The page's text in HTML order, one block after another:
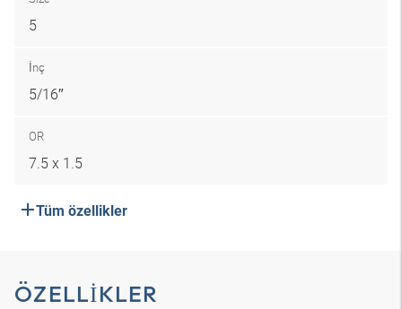
5
İnç
5/16″
OR
7.5 x 1.5
Tüm özellikler
ÖZELLIKLER